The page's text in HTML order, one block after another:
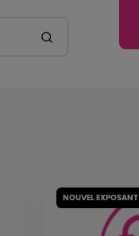
NOUVEL EXPOSANT